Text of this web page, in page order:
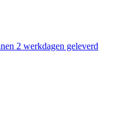
2 werkdagen geleverd